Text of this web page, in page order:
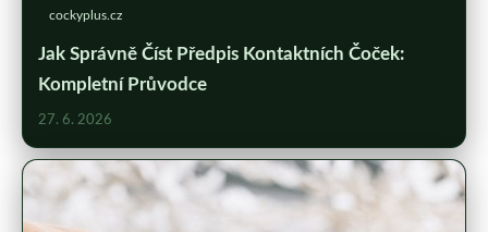
cockyplus.cz
Jak Správně Číst Předpis Kontaktních Čoček:
Kompletní Průvodce
27. 6. 2026